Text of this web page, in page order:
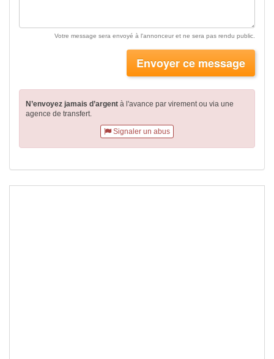
Votre message sera envoyé à l'annonceur et ne sera pas rendu public.
Envoyer ce message
N’envoyez jamais d’argent à l'avance par virementou via une
agence de transfert.
Signaler un abus